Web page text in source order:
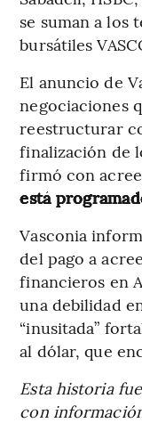
se suman a los
bursátiles
El anuncio de
negociaciones
reestructurar
finalización de
firmó con
está
Vasconia
del pago a
financieros en
una debilidad
“inusitada”
al dólar, que
Esta historia
con